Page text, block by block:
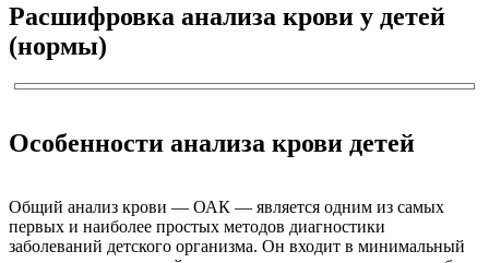
Расшифровка анализа крови у детей
(нормы)
Особенности анализа крови детей
Общий анализ крови — ОАК — является одним из самых
первых и наиболее простых методов диагностики
заболеваний детского организма. Он входит в минимальный